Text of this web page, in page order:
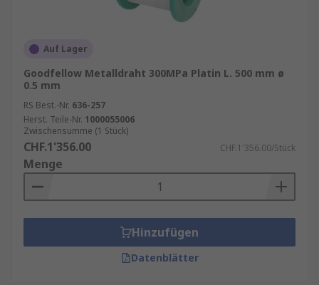
Auf Lager
Goodfellow Metalldraht 300MPa Platin L. 500 mm ø
0.5 mm
RS Best.-Nr. 636-257
Herst. Teile-Nr. 1000055006
Zwischensumme (1 Stück)
CHF.1'356.00 CHF.1'356.00/Stück
Menge
Hinzufügen
Datenblätter